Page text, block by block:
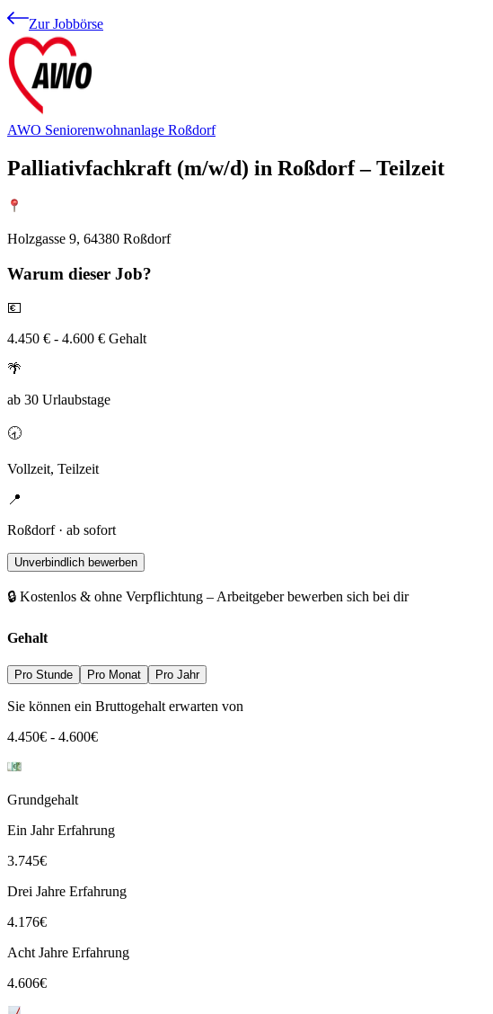
Zur Jobbörse
AWO Seniorenwohnanlage Roßdorf
Palliativfachkraft (m/w/d) in Roßdorf – Teilzeit
Holzgasse 9, 64380 Roßdorf
Warum dieser Job?
💶
4.450 € - 4.600 € Gehalt
🌴
ab 30 Urlaubstage
🕣
Vollzeit, Teilzeit
📍
Roßdorf · ab sofort
Unverbindlich bewerben
🔒 Kostenlos & ohne Verpflichtung – Arbeitgeber bewerben sich bei dir
Gehalt
Pro Stunde Pro Monat Pro Jahr
Sie können ein Bruttogehalt erwarten von
4.450€ - 4.600€
Grundgehalt
Ein Jahr Erfahrung
3.745€
Drei Jahre Erfahrung
4.176€
Acht Jahre Erfahrung
4.606€